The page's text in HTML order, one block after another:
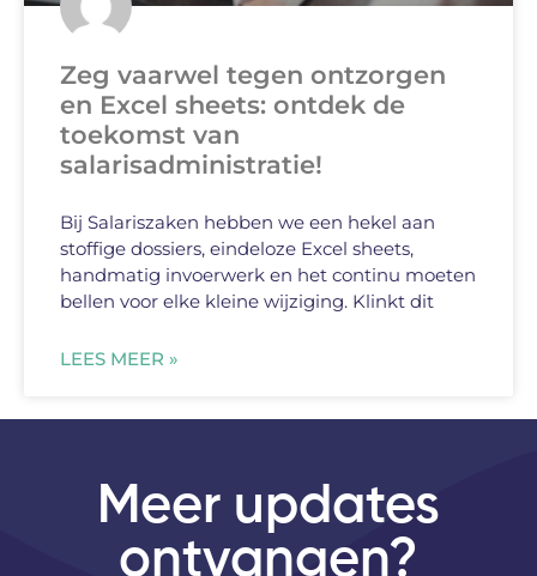
Zeg vaarwel tegen ontzorgen
en Excel sheets: ontdek de
toekomst van
salarisadministratie!
Bij Salariszaken hebben we een hekel aan
stoffige dossiers, eindeloze Excel sheets,
handmatig invoerwerk en het continu moeten
bellen voor elke kleine wijziging. Klinkt dit
LEES MEER »
Meer updates
ontvangen?